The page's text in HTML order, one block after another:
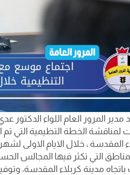
المرور العام اللواء الدكتور
لمناقشة الخطة التظيمية التي تم
المقدسة ، خلال الايام الاولى
التي تكثر فيها المجالس
مدينة كربلاء المقدسة،